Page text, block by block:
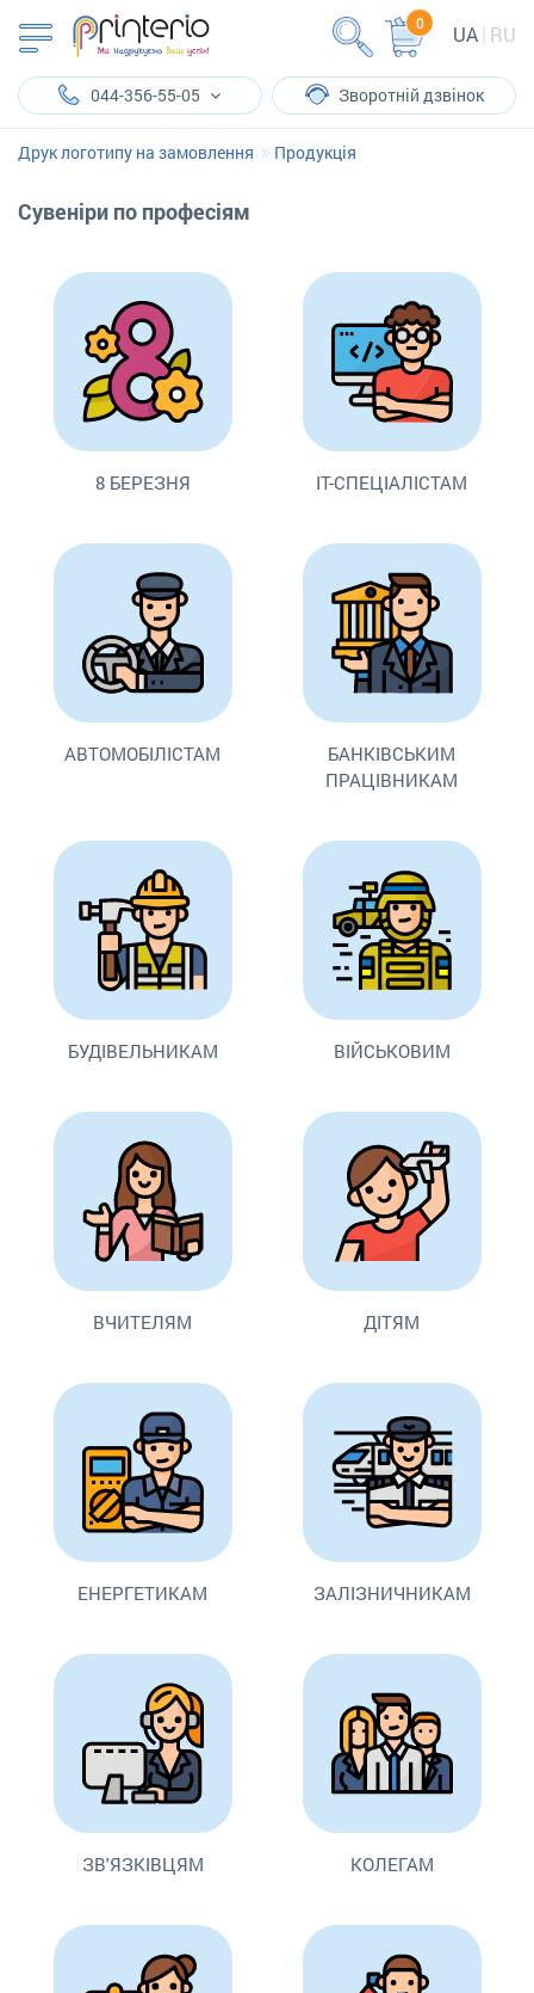
UA RU
0
044-356-55-05 Зворотній дзвінок
Сувеніри по професіям
Друк логотипу на замовлення Продукція
8 БЕРЕЗНЯ IT-СПЕЦІАЛІСТАМ
АВТОМОБІЛІСТАМ
БАНКІВСЬКИМ
ПРАЦІВНИКАМ
БУДІВЕЛЬНИКАМ ВІЙСЬКОВИМ
ВЧИТЕЛЯМ ДІТЯМ
ЕНЕРГЕТИКАМ ЗАЛІЗНИЧНИКАМ
ЗВ'ЯЗКІВЦЯМ КОЛЕГАМ